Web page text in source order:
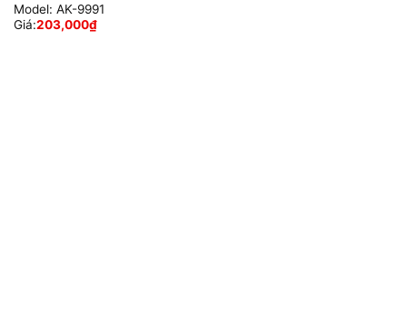
Model: AK-9991
Giá:203,000₫